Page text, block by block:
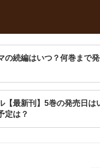
の続編はいつ？何巻まで
【最新刊】5巻の発売日は
定は？